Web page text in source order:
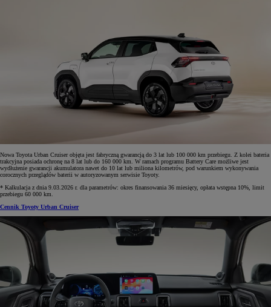
Nowa Toyota Urban Cruiser objęta jest fabryczną gwarancją do 3 lat lub 100 000 km przebiegu. Z kolei bateria
trakcyjna posiada ochronę na 8 lat lub do 160 000 km. W ramach programu Battery Care możliwe jest
wydłużenie gwarancji akumulatora nawet do 10 lat lub miliona kilometrów, pod warunkiem wykonywania
corocznych przeglądów baterii w autoryzowanym serwisie Toyoty.
* Kalkulacja z dnia 9.03.2026 r. dla parametrów: okres finansowania 36 miesięcy, opłata wstępna 10%, limit
przebiegu 60 000 km.
Cennik Toyoty Urban Cruiser